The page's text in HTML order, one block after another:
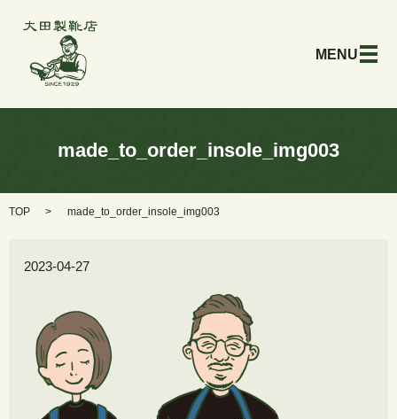
メ
made_to_order_insole_img003
TOP made_to_order_insole_img003
2023-04-27